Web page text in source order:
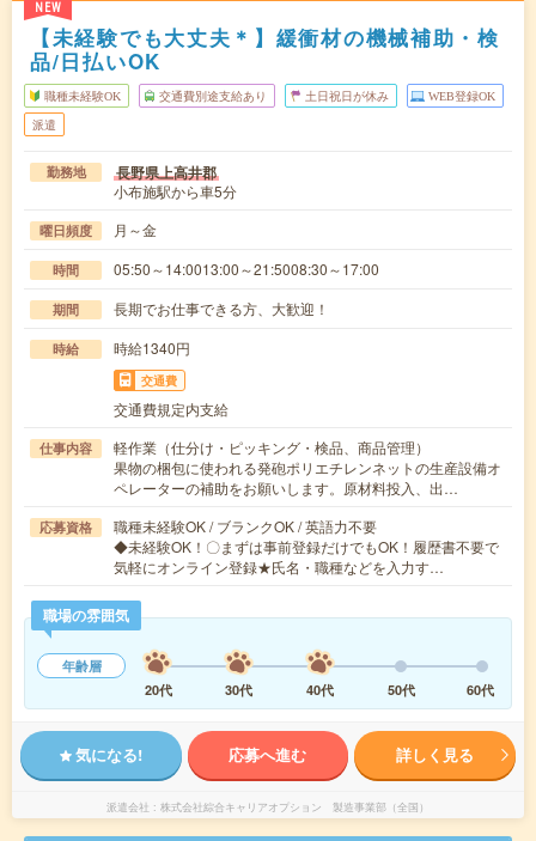
NEW
【未経験でも大丈夫＊】緩衝材の機械補助・検
品/日払いOK
職種未経験OK 交通費別途支給あり 土日祝日が休み WEB登録OK
派遣
勤務地 長野県上高井郡
小布施駅から車5分
曜日頻度 月～金
時間 05:50～14:0013:00～21:5008:30～17:00
期間 長期でお仕事できる方、大歓迎！
時給 時給1340円
交通費
交通費規定内支給
仕事内容
軽作業（仕分け・ピッキング・検品、商品管理）
果物の梱包に使われる発砲ポリエチレンネットの生産設備オ
ペレーターの補助をお願いします。原材料投入、出…
応募資格
職種未経験OK / ブランクOK / 英語力不要
◆未経験OK！〇まずは事前登録だけでもOK！履歴書不要で
気軽にオンライン登録★氏名・職種などを入力す…
職場の雰囲気
年齢層
20代
30代 40代 50代 60代
気になる! 応募へ進む 詳しく見る
派遣会社 株式会社綜合キャリアオプション 製造事業部（全国）